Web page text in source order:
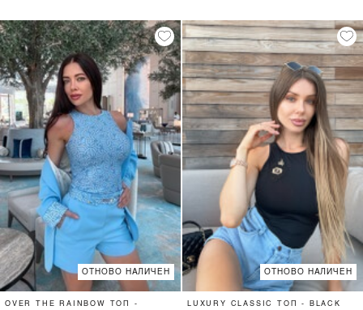
ОТНОВО НАЛИЧЕН
OVER THE RAINBOW ТОП -
ОТНОВО НАЛИЧЕН
LUXURY CLASSIC ТОП - BLACK